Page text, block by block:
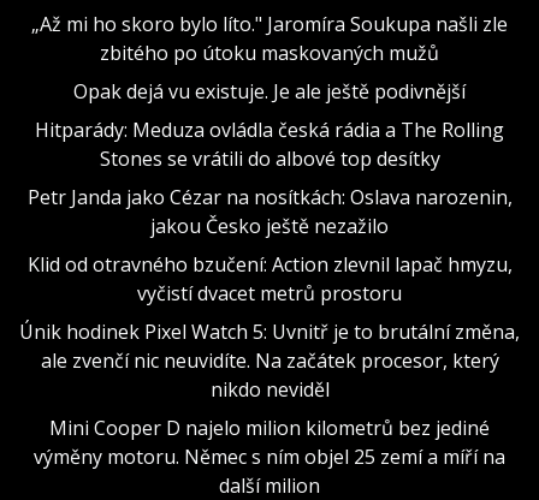
„Až mi ho skoro bylo líto." Jaromíra Soukupa našli zle
zbitého po útoku maskovaných mužů
Opak dejá vu existuje. Je ale ještě podivnější
Hitparády: Meduza ovládla česká rádia a The Rolling
Stones se vrátili do albové top desítky
Petr Janda jako Cézar na nosítkách: Oslava narozenin,
jakou Česko ještě nezažilo
Klid od otravného bzučení: Action zlevnil lapač hmyzu,
vyčistí dvacet metrů prostoru
Únik hodinek Pixel Watch 5: Uvnitř je to brutální změna,
ale zvenčí nic neuvidíte. Na začátek procesor, který
nikdo neviděl
Mini Cooper D najelo milion kilometrů bez jediné
výměny motoru. Němec s ním objel 25 zemí a míří na
další milion